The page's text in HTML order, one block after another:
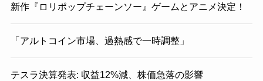
新作『ロリポップチェーンソー』ゲームとアニメ決定！
「アルトコイン市場、過熱感で一時調整」
テスラ決算発表: 収益12%減、株価急落の影響